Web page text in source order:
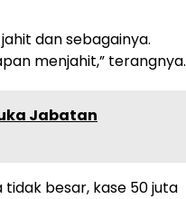
dan sebagainya.
menjahit,” terangnya.
Jabatan
besar, kase 50 juta